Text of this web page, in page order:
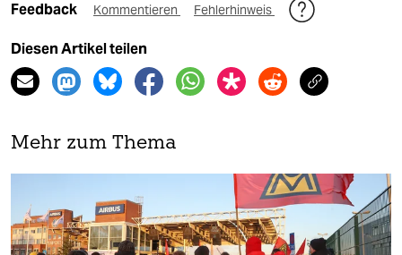
Feedback Kommentieren Fehlerhinweis
Diesen Artikel teilen
Mehr zum Thema